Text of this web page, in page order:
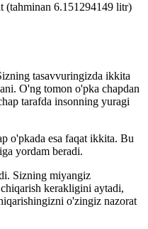
(tahminan 6.151294149 litr)
tasavvuringizda ikkita
O'ng tomon o'pka chapdan
tarafda insonning yuragi
o'pkada esa faqat ikkita. Bu
yordam beradi.
Sizning miyangiz
kerakligini aytadi,
o'zingiz nazorat